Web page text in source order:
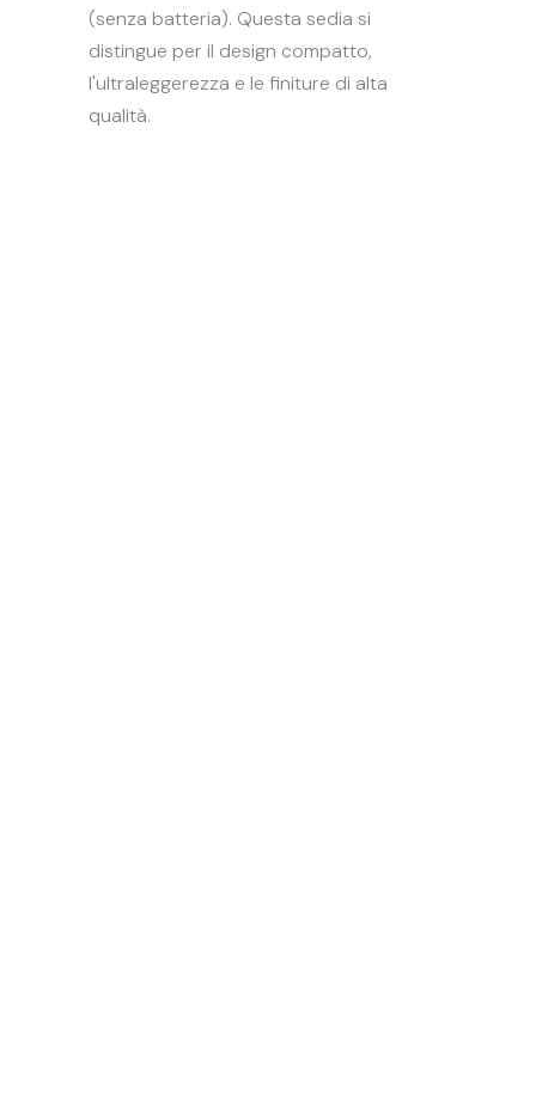
(senza batteria). Questa sedia si
distingue per il design compatto,
l'ultraleggerezza e le finiture di alta
qualità.